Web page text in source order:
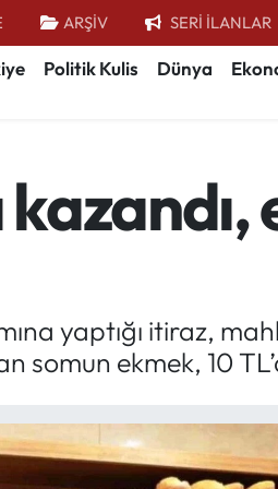
ARŞİV SERİ İLANLAR
Politik Kulis Dünya
yaptığı itiraz,
somun ekmek, 10